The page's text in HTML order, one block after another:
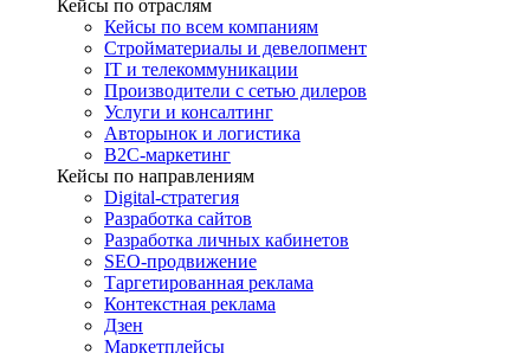
Кейсы по отраслям
Кейсы по всем компаниям
Стройматериалы и девелопмент
IT и телекоммуникации
Производители с сетью дилеров
Услуги и консалтинг
Авторынок и логистика
B2С-маркетинг
Кейсы по направлениям
Digital-стратегия
Разработка сайтов
Разработка личных кабинетов
SEO-продвижение
Таргетированная реклама
Контекстная реклама
Дзен
Маркетплейсы